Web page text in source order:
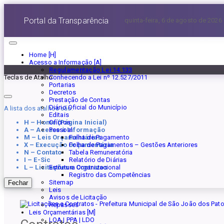
Home [H]
Acesso a Informação [A]
Regulamentação Lei 14.133
Conhecendo a Lei nº 12.527/2011
Portarias
Decretos
Prestação de Contas
Diário Oficial do Município
Editais
Ofícios
Pessoal
Folha de Pagamento
Folha de Pagamentos – Gestões Anteriores
Tabela Remuneratória
Relatório de Diárias
Estrutura Organizacional
Registro das Competências
Sitemap
Leis
Avisos de Licitação
Repasses
Leis Orçamentárias [M]
LOA | PPA | LDO
Portal da Transparência quinta-feira, 6 de agosto de 2026
Teclas de Atalho
A lista dos atalhos são:
H – Home (Página Inicial)
A – Acesse à Informação
M – Leis Orçamentárias
X – Execução Orçamentária
N – Contato
I – E-Sic
L – Licitações e Contratos
Fechar